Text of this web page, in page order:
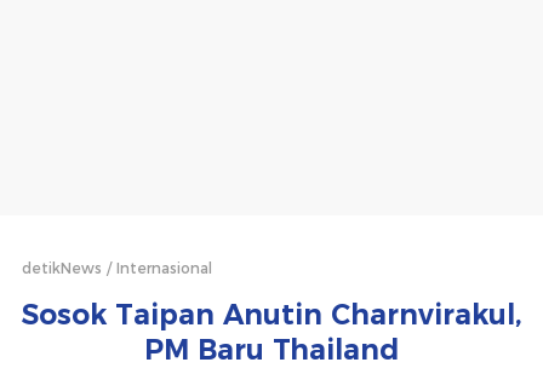
detikNews Internasional
Sosok Taipan Anutin Charnvirakul,
PM Baru Thailand